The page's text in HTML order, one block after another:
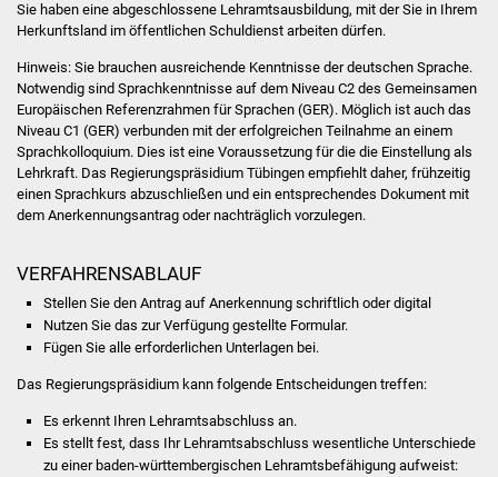
Schulentwicklung Bizet
Sanierung Hallenbad
Sanierung Bizethalle
Ortsentwicklung
Presse
Was erledige ich wo
Dienstleistungen
Lebenslagen
Sie haben eine abgeschlossene Lehramtsausbildung, mit der Sie in Ihrem
Herkunftsland im öffentlichen Schuldienst arbeiten dürfen.
Hinweis: Sie brauchen ausreichende Kenntnisse der deutschen Sprache.
Notwendig sind Sprachkenntnisse auf dem Niveau C2 des Gemeinsamen
Europäischen Referenzrahmen für Sprachen (GER). Möglich ist auch das
Niveau C1 (GER) verbunden mit der erfolgreichen Teilnahme an einem
Sprachkolloquium. Dies ist eine Voraussetzung für die die Einstellung als
Lehrkraft. Das Regierungspräsidium Tübingen empfiehlt daher, frühzeitig
einen Sprachkurs abzuschließen und ein entsprechendes Dokument mit
dem Anerkennungsantrag oder nachträglich vorzulegen.
VERFAHRENSABLAUF
Stellen Sie den Antrag auf Anerkennung schriftlich oder digital
Nutzen Sie das zur Verfügung gestellte Formular.
Fügen Sie alle erforderlichen Unterlagen bei.
Das Regierungspräsidium kann folgende Entscheidungen treffen:
Es erkennt Ihren Lehramtsabschluss an.
Es stellt fest, dass Ihr Lehramtsabschluss wesentliche Unterschiede
zu einer baden-württembergischen Lehramtsbefähigung aufweist: